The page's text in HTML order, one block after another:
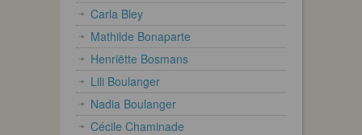
Carla Bley
Mathilde Bonaparte
Henriëtte Bosmans
Lili Boulanger
Nadia Boulanger
Cécile Chaminade